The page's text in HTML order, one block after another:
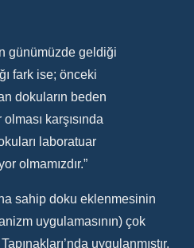
günümüzde geldiği
fark ise; önceki
dokuların beden
karşısında
laboratuar
olmamızdır.”
sahip doku eklenmesinin
uygulamasının) çok
uygulanmıştır.